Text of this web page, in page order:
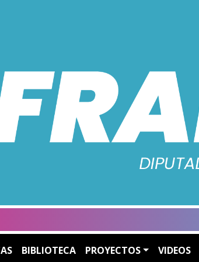
BIBLIOTECA PROYECTOS VIDEOS